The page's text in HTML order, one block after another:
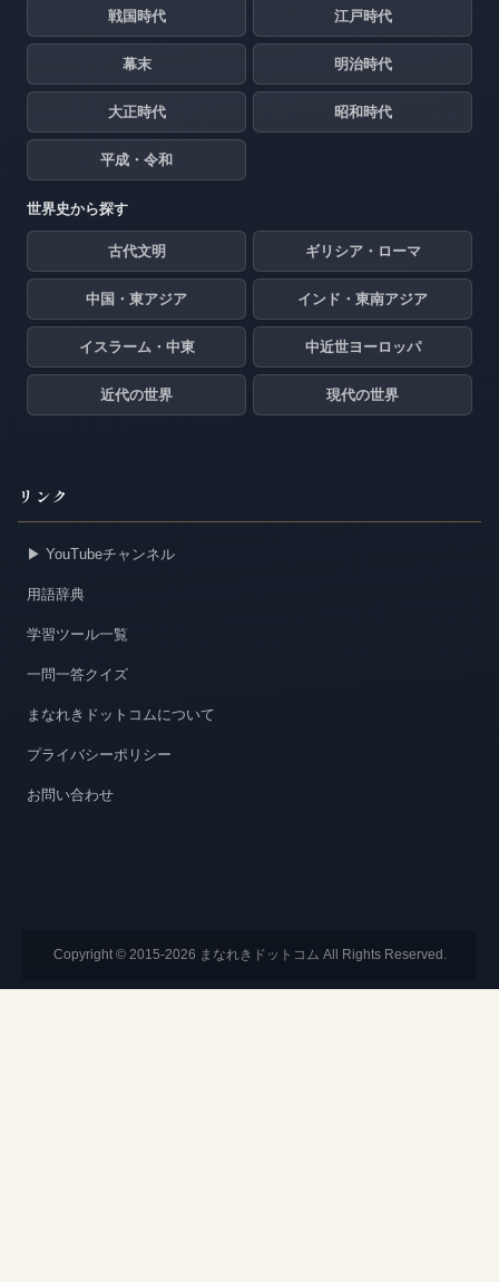
戦国時代 江戸時代
幕末 明治時代
大正時代 昭和時代
平成・令和
世界史から探す
古代文明 ギリシア・ローマ
中国・東アジア インド・東南アジア
イスラーム・中東 中近世ヨーロッパ
近代の世界 現代の世界
リンク
▶ YouTubeチャンネル
用語辞典
学習ツール一覧
一問一答クイズ
まなれきドットコムについて
プライバシーポリシー
お問い合わせ
Copyright © 2015-2026 まなれきドットコム All Rights Reserved.